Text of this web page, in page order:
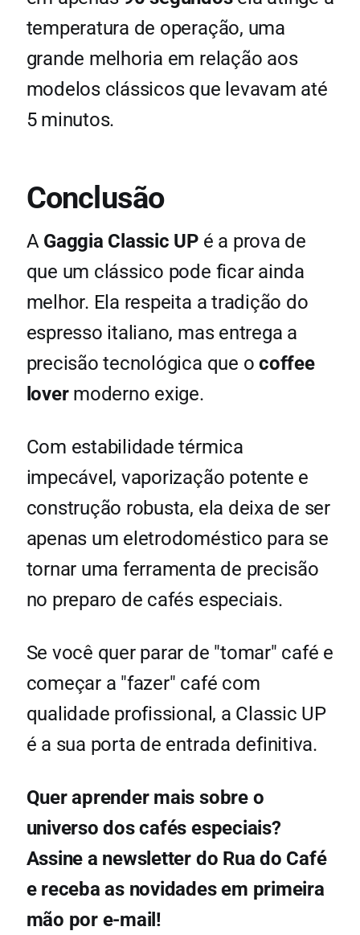
temperatura de operação, uma
grande melhoria em relação aos
modelos clássicos que levavam até
5 minutos.
Conclusão
A Gaggia Classic UP é a prova de
que um clássico pode ficar ainda
melhor. Ela respeita a tradição do
espresso italiano, mas entrega a
precisão tecnológica que ocoffee
lovermoderno exige.
Com estabilidade térmica
impecável, vaporização potente e
construção robusta, ela deixa de ser
apenas um eletrodoméstico para se
tornar uma ferramenta de precisão
no preparo de cafés especiais.
Se você quer parar de "tomar" café e
começar a "fazer" café com
qualidade profissional, a Classic UP
é a sua porta de entrada definitiva.
Quer aprender mais sobre o
universo dos cafés especiais?
Assine a newsletter do Rua do Café
e receba as novidades em primeira
mão por e-mail!